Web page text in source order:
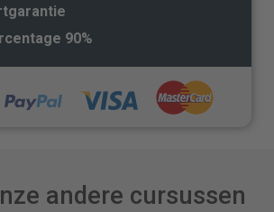
90%
andere cursussen